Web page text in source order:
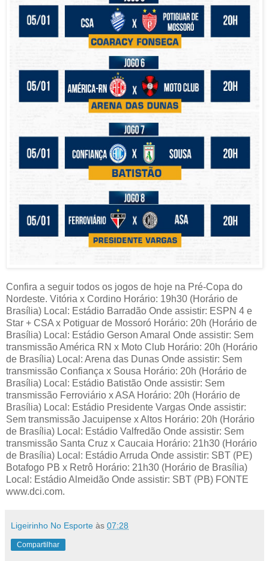
Confira a seguir todos os jogos de hoje na Pré-Copa do
Nordeste. Vitória x Cordino Horário: 19h30 (Horário de
Brasília) Local: Estádio Barradão Onde assistir: ESPN 4 e
Star + CSA x Potiguar de Mossoró Horário: 20h (Horário de
Brasília) Local: Estádio Gerson Amaral Onde assistir: Sem
transmissão América RN x Moto Club Horário: 20h (Horário
de Brasília) Local: Arena das Dunas Onde assistir: Sem
transmissão Confiança x Sousa Horário: 20h (Horário de
Brasília) Local: Estádio Batistão Onde assistir: Sem
transmissão Ferroviário x ASA Horário: 20h (Horário de
Brasília) Local: Estádio Presidente Vargas Onde assistir:
Sem transmissão Jacuipense x Altos Horário: 20h (Horário
de Brasília) Local: Estádio Valfredão Onde assistir: Sem
transmissão Santa Cruz x Caucaia Horário: 21h30 (Horário
de Brasília) Local: Estádio Arruda Onde assistir: SBT (PE)
Botafogo PB x Retrô Horário: 21h30 (Horário de Brasília)
Local: Estádio Almeidão Onde assistir: SBT (PB) FONTE
www.dci.com.
Ligeirinho No Esporte às 07:28
Compartilhar